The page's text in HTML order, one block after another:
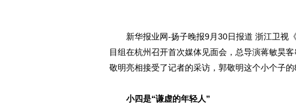
新华报业网-扬子晚报9月30日报道 浙江卫视
目组在杭州召开首次媒体见面会，总导演蒋敏昊
敬明亮相接受了记者的采访，郭敬明这个小个子
小四是“谦虚的年轻人”